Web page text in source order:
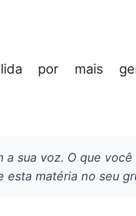
por mais
sua voz. O que
esta matéria no seu